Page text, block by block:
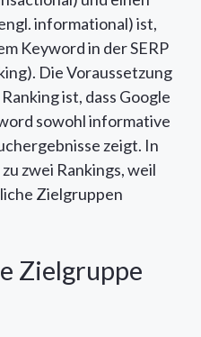
informational) ist,
Keyword in der SERP
Die Voraussetzung
ist, dass Google
sowohl informative
zeigt. In
zwei Rankings, weil
Zielgruppen
Zielgruppe